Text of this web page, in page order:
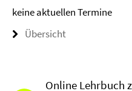
keine aktuellen Termine
Übersicht
Online Lehrbuch